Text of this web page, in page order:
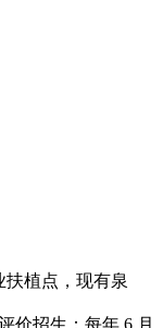
植点，现有泉